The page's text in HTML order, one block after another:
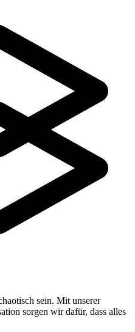
sein. Mit unserer
sorgen wir dafür, dass alles